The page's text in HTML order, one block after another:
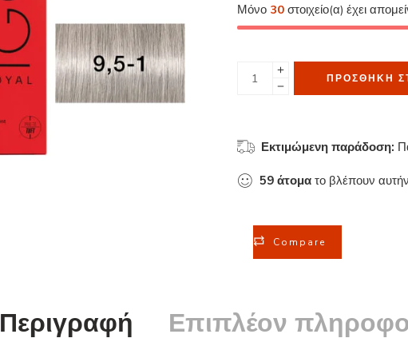
Μόνο 30 στοιχείο(α) έχει
ΠΡΟΣΘΉΚΗ
Εκτιμώμενη παράδοση:
59 άτομα το βλέπουν
Compare
Περιγραφή Επιπλέον